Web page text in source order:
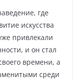
где
искусства
привлекали
и он стал
времени, а
среди